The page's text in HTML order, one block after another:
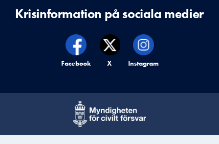
Krisinformation på sociala medier
Krisinformation på,
Facebook Krisinformation på,
X Krisinformation på,
Instagram